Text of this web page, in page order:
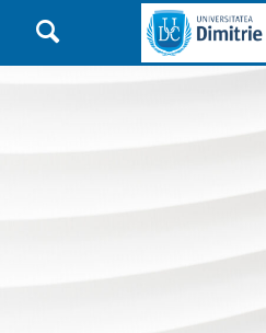

Main Navigation